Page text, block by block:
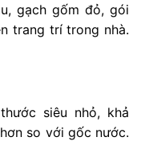
gạch gốm đỏ, gói
trang trí trong nhà.
siêu nhỏ, khả
so với gốc nước.